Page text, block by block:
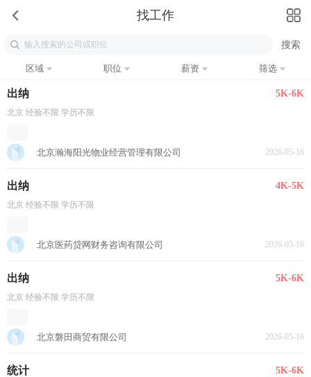
找工作
区域 职位 薪资 筛选
出纳 5K-6K
北京 经验不限 学历不限
北京瀚海阳光物业经营管理有限公司 2026-05-16
出纳 4K-5K
北京 经验不限 学历不限
北京医药贷网财务咨询有限公司 2026-05-16
出纳 5K-6K
北京 经验不限 学历不限
北京磐田商贸有限公司 2026-05-16
统计 5K-6K